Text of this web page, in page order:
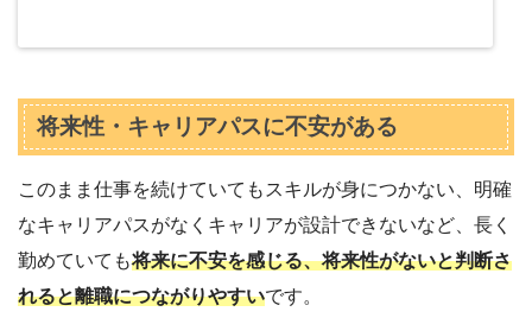
将来性・キャリアパスに不安がある
このまま仕事を続けていてもスキルが身につかない、明確
なキャリアパスがなくキャリアが設計できないなど、長く
勤めていても将来に不安を感じる、将来性がないと判断さ
れると離職につながりやすいです。